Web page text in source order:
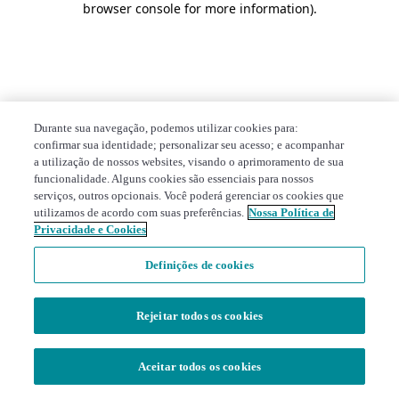
browser console for more information).
Durante sua navegação, podemos utilizar cookies para:
confirmar sua identidade; personalizar seu acesso; e acompanhar
a utilização de nossos websites, visando o aprimoramento de sua
funcionalidade. Alguns cookies são essenciais para nossos
serviços, outros opcionais. Você poderá gerenciar os cookies que
utilizamos de acordo com suas preferências. Nossa Política de
Privacidade e Cookies
Definições de cookies
Rejeitar todos os cookies
Aceitar todos os cookies